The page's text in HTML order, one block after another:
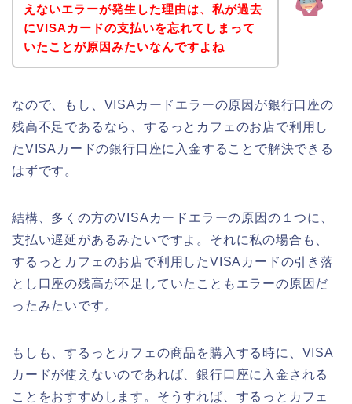
えないエラーが発生した理由は、私が過去
にVISAカードの支払いを忘れてしまって
いたことが原因みたいなんですよね
なので、もし、VISAカードエラーの原因が銀行口座の
残高不足であるなら、するっとカフェのお店で利用し
たVISAカードの銀行口座に入金することで解決できる
はずです。
結構、多くの方のVISAカードエラーの原因の１つに、
支払い遅延があるみたいですよ。それに私の場合も、
するっとカフェのお店で利用したVISAカードの引き落
とし口座の残高が不足していたこともエラーの原因だ
ったみたいです。
もしも、するっとカフェの商品を購入する時に、VISA
カードが使えないのであれば、銀行口座に入金される
ことをおすすめします。そうすれば、するっとカフェ